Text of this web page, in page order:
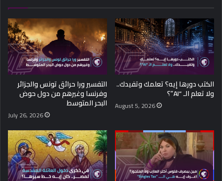
الكتب دورها إيه؟ تعلمك وتفيدك..
ولا تعلم الـ “AI”؟
August 5, 2026
التفسير ورا حرائق تونس والجزائر
وفرنسا وغيرهم من دول حوض
البحر المتوسط
July 26, 2026